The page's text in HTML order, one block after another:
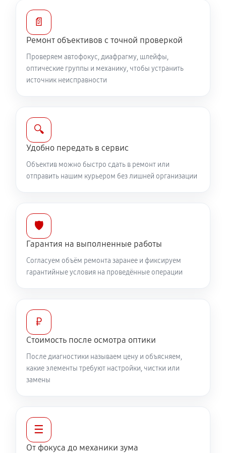
Устранение механических повреждений
Ремонт электроники объектива Canon HD Video 6x
Zoom XL 3.4-20.4mm L
1040 руб
Ремонт передней линзы объектива
920 руб 60 минут
Ремонт кольца зуммирования
460 руб 60 минут
Разблокировка заклинивания
Протяжка соединений трансфокатора
Замена светофильтра объектива Canon HD Video 6x
Zoom XL 3.4-20.4mm L
📄
Ремонт объективов с точной проверкой
Проверяем автофокус, диафрагму, шлейфы,
оптические группы и механику, чтобы устранить
источник неисправности
🔍
Удобно передать в сервис
Объектив можно быстро сдать в ремонт или
отправить нашим курьером без лишней организации
🛡️
Гарантия на выполненные работы
Согласуем объём ремонта заранее и фиксируем
гарантийные условия на проведённые операции
₽
Стоимость после осмотра оптики
После диагностики называем цену и объясняем,
какие элементы требуют настройки, чистки или
замены
☰
От фокуса до механики зума